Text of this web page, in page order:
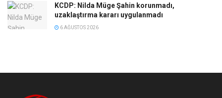
KCDP: Nilda Müge Şahin korunmadı,
uzaklaştırma kararı uygulanmadı
6 AĞUSTOS 2026